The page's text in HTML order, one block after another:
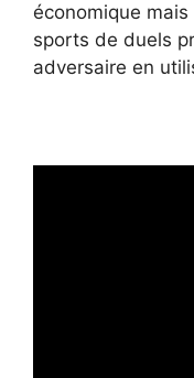
économique
sports de duels
adversaire en